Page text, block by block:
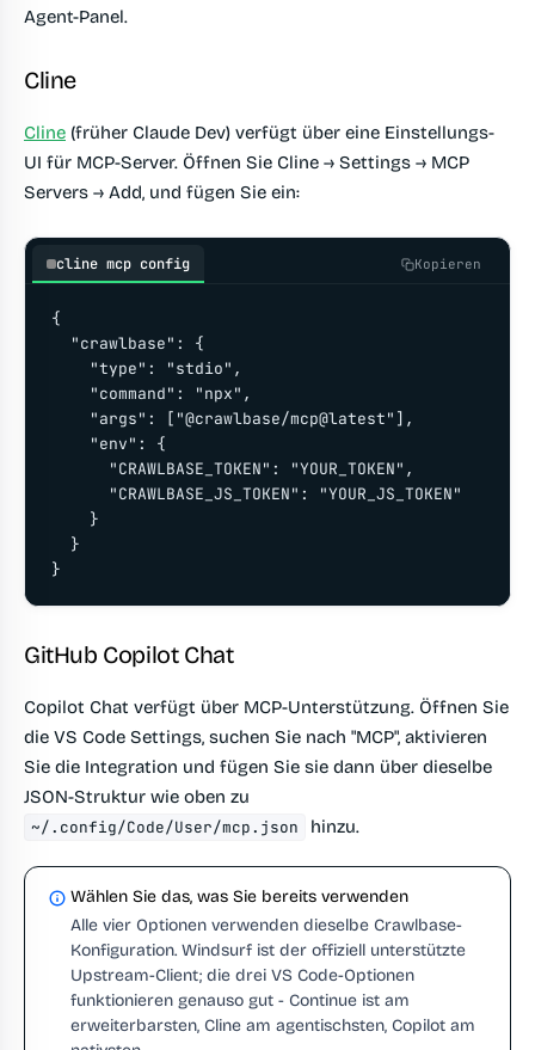
Agent-Panel.
Cline
Cline (früher Claude Dev) verfügt über eine Einstellungs-
UI für MCP-Server. Öffnen Sie Cline → Settings → MCP
Servers → Add, und fügen Sie ein:
cline mcp config Kopieren
{
  "crawlbase": {
    "type": "stdio",
    "command": "npx",
    "args": ["@crawlbase/mcp@latest"],
    "env": {
      "CRAWLBASE_TOKEN": "YOUR_TOKEN",
      "CRAWLBASE_JS_TOKEN": "YOUR_JS_TOKEN"
    }
  }
}
GitHub Copilot Chat
Copilot Chat verfügt über MCP-Unterstützung. Öffnen Sie
die VS Code Settings, suchen Sie nach "MCP", aktivieren
Sie die Integration und fügen Sie sie dann über dieselbe
JSON-Struktur wie oben zu
~/.config/Code/User/mcp.json hinzu.
Wählen Sie das, was Sie bereits verwenden
Alle vier Optionen verwenden dieselbe Crawlbase-
Konfiguration. Windsurf ist der offiziell unterstützte
Upstream-Client; die drei VS Code-Optionen
funktionieren genauso gut - Continue ist am
erweiterbarsten, Cline am agentischsten, Copilot am